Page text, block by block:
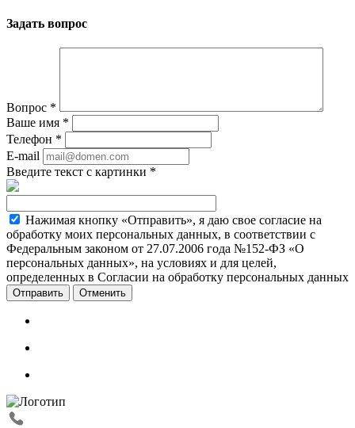
Задать вопрос
Вопрос *
Ваше имя *
Телефон *
E-mail
Введите текст с картинки *
Нажимая кнопку «Отправить», я даю свое согласие на
обработку моих персональных данных, в соответствии с
Федеральным законом от 27.07.2006 года №152-ФЗ «О
персональных данных», на условиях и для целей,
определенных в Согласии на обработку персональных данных
Отменить